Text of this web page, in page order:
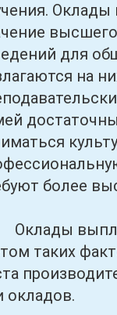
для
на
более
таких
окладов.